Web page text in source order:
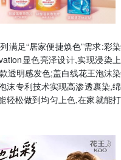
满足“居家便捷焕色”需求:彩染
显色亮泽设计,实现浸染上
透明感发色;盖白线花王泡沫染
沫专利技术实现高渗透裹染,绵
轻松做到均匀上色,在家就能打